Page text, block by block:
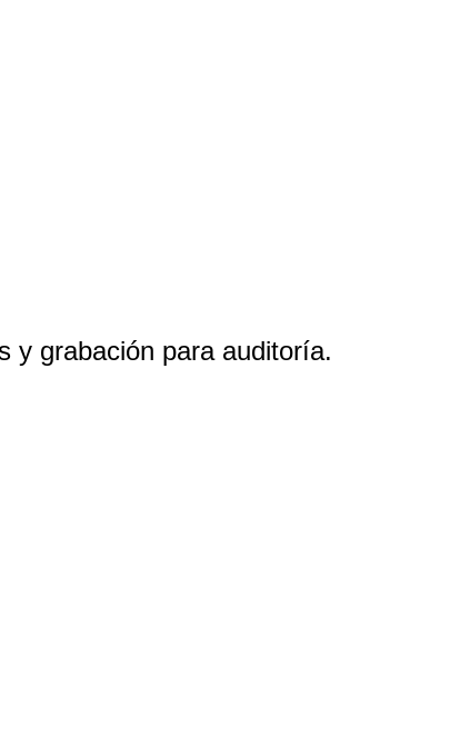
y grabación para auditoría.